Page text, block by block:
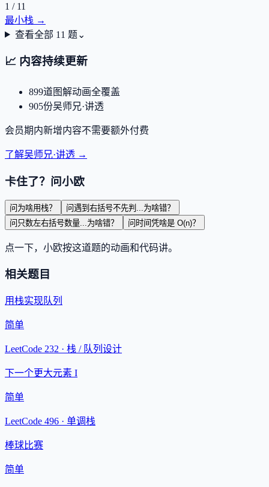
1 / 11
最小栈 →
查看全部 11 题 ⌄
📈 内容持续更新
899道图解动画全覆盖
905份吴师兄·讲透
会员期内新增内容不需要额外付费
了解吴师兄·讲透 →
卡住了？问小欧
问 为啥用栈？ 问遇到右括号不先判...为啥错？
问 只数左右括号数量...为啥错？ 问 时间凭啥是 O(n)？
点一下，小欧按这道题的动画和代码讲。
相关题目
用栈实现队列
简单
LeetCode 232 · 栈 / 队列设计
下一个更大元素 I
简单
LeetCode 496 · 单调栈
棒球比赛
简单